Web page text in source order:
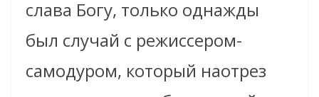
слава Богу, только однажды
был случай с режиссером-
самодуром, который наотрез